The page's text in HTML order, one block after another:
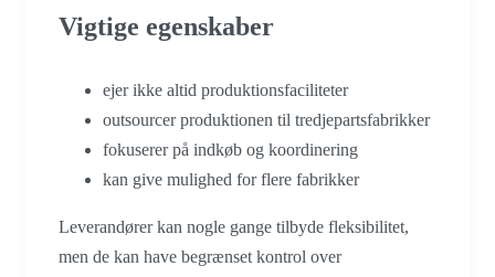
Vigtige egenskaber
ejer ikke altid produktionsfaciliteter
outsourcer produktionen til tredjepartsfabrikker
fokuserer på indkøb og koordinering
kan give mulighed for flere fabrikker
Leverandører kan nogle gange tilbyde fleksibilitet,
men de kan have begrænset kontrol over